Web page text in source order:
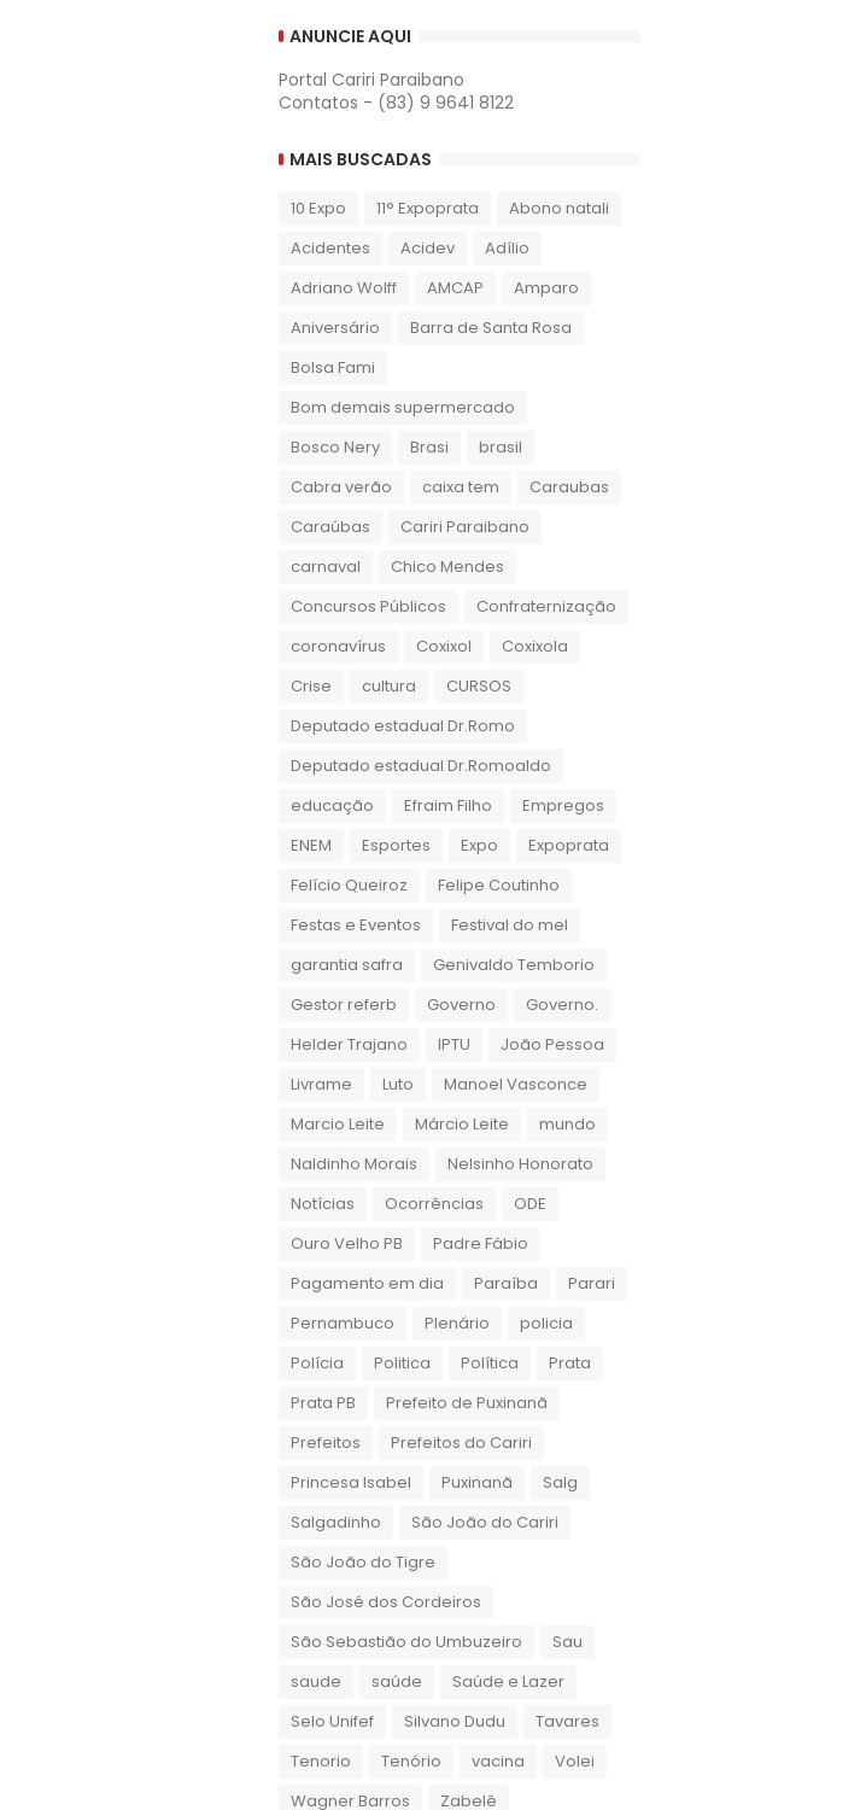
ANUNCIE AQUI
Portal Cariri Paraibano
Contatos - (83) 9 9641 8122
MAIS BUSCADAS
10 Expo 11° Expoprata
Abono natali
Acidentes
Acidev
Adílio
Adriano Wolff
AMCAP
Amparo
Aniversário
Barra de Santa Rosa
Bolsa Fami
Bom demais supermercado
Bosco Nery
Brasi
brasil
Cabra verão
caixa tem
Caraubas
Caraúbas
Cariri Paraibano
carnaval
Chico Mendes
Concursos Públicos
Confraternização
coronavírus
Coxixol
Coxixola
Crise
cultura
CURSOS
Deputado estadual Dr.Romo
Deputado estadual Dr.Romoaldo
educação
Efraim Filho
Empregos
ENEM
Esportes Expo
Expoprata
Felício Queiroz
Felipe Coutinho
Festas e Eventos
Festival do mel
garantia safra
Genivaldo Temborio
Gestor referb
Governo
Governo.
Helder Trajano
IPTU
João Pessoa
Livrame
Luto
Manoel Vasconce
Marcio Leite
Márcio Leite
mundo
Naldinho Morais
Nelsinho Honorato
Notícias
Ocorrências
ODE
Ouro Velho PB
Padre Fábio
Pagamento em dia
Paraíba
Parari
Pernambuco
Plenário
policia
Polícia
Politica Política
Prata
Prata PB
Prefeito de Puxinanã
Prefeitos
Prefeitos do Cariri
Princesa Isabel
Puxinanã
Salg
Salgadinho
São João do Cariri
São João do Tigre
São José dos Cordeiros
São Sebastião do Umbuzeiro
Sau
saude
saúde
Saúde e Lazer
Selo Unifef
Silvano Dudu
Tavares
Tenorio
Tenório vacina
Volei
Wagner Barros
Zabelê